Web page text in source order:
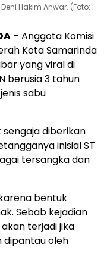
Hakim Anwar. (Foto:
– Anggota Komisi
Kota Samarinda
yang viral di
berusia 3 tahun
sabu
diberikan
inisial ST
tersangka dan
bentuk
Sebab kejadian
terjadi jika
dipantau oleh